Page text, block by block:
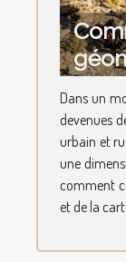
la
Dans un
devenues
urbain et
une
comment
et de la